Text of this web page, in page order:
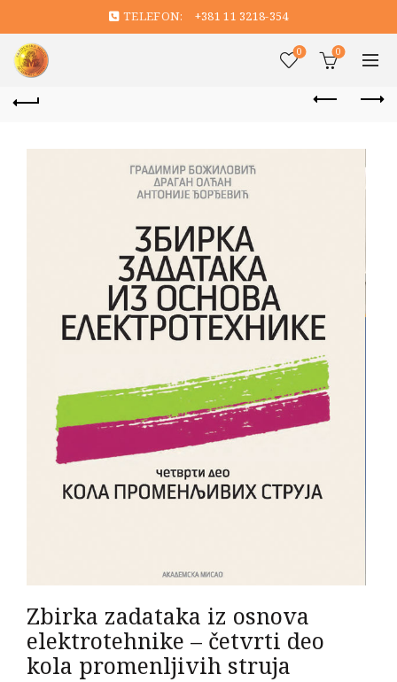
TELEFON: +381 11 3218-354
0 0
Zbirka zadataka iz osnova
elektrotehnike – četvrti deo
kola promenljivih struja